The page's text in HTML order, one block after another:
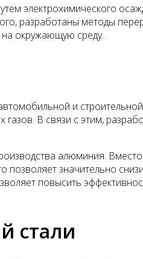
электрохимического
разработаны методы
на окружающую среду.
и
В связи с этим,
алюминия.
значительно
повысить
стали